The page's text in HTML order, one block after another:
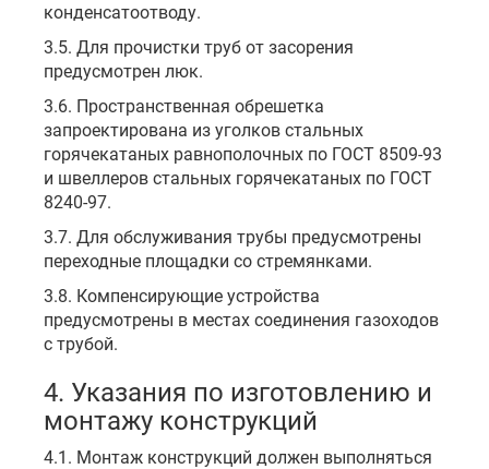
конденсатоотводу.
3.5. Для прочистки труб от засорения
предусмотрен люк.
3.6. Пространственная обрешетка
запроектирована из уголков стальных
горячекатаных равнополочных по ГОСТ 8509-93
и швеллеров стальных горячекатаных по ГОСТ
8240-97.
3.7. Для обслуживания трубы предусмотрены
переходные площадки со стремянками.
3.8. Компенсирующие устройства
предусмотрены в местах соединения газоходов
с трубой.
4. Указания по изготовлению и
монтажу конструкций
4.1. Монтаж конструкций должен выполняться